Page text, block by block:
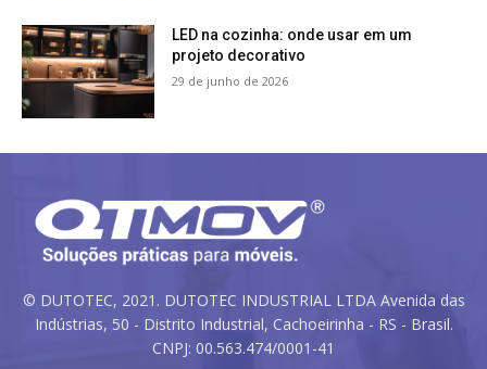
LED na cozinha: onde usar em um
projeto decorativo
29 de junho de 2026
© DUTOTEC, 2021. DUTOTEC INDUSTRIAL LTDA Avenida das
Indústrias, 50 - Distrito Industrial, Cachoeirinha - RS - Brasil.
CNPJ: 00.563.474/0001-41